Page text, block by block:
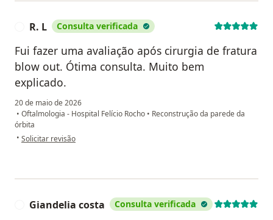
R. L Consulta verificada
Fui fazer uma avaliação após cirurgia de fratura
blow out. Ótima consulta. Muito bem
explicado.
20 de maio de 2026
• Oftalmologia - Hospital Felício Rocho • Reconstrução da parede da
órbita
• na opinião do utilizador R. L
Solicitar revisão
Giandelia costa Consulta verificada